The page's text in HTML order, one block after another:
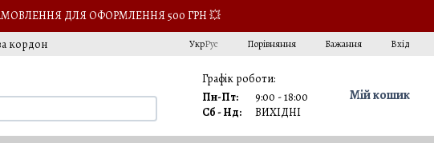
ДЛЯ ОФОРМЛЕННЯ 500 ГРН 💥
кордон
УкрРус Порівняння Бажання Вхід
Графік роботи:
Пн-Пт:
9:00 - 18:00
Сб - Нд:
ВИХІДНІ
Мій кошик